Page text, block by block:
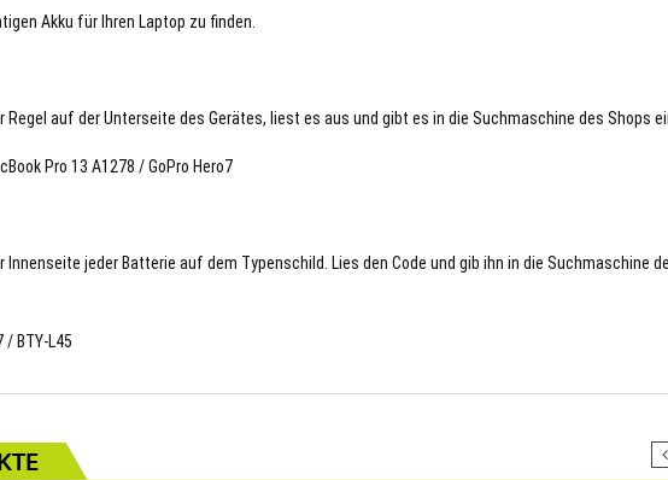
Akku für Ihren Laptop zu finden.
auf der Unterseite des Gerätes, liest es aus und gibt es in die Suchmaschine des Shops
Pro 13 A1278 / GoPro Hero7
jeder Batterie auf dem Typenschild. Lies den Code und gib ihn in die Suchmaschine
/ BTY-L45